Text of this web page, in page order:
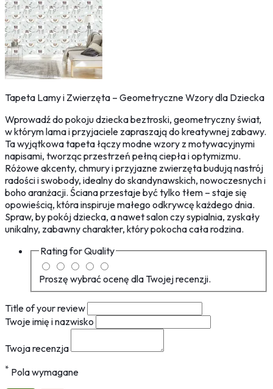
Tapeta Lamy i Zwierzęta – Geometryczne Wzory dla Dziecka
Wprowadź do pokoju dziecka beztroski, geometryczny świat,
w którym lama i przyjaciele zapraszają do kreatywnej zabawy.
Ta wyjątkowa tapeta łączy modne wzory z motywacyjnymi
napisami, tworząc przestrzeń pełną ciepła i optymizmu.
Różowe akcenty, chmury i przyjazne zwierzęta budują nastrój
radości i swobody, idealny do skandynawskich, nowoczesnych i
boho aranżacji. Ściana przestaje być tylko tłem – staje się
opowieścią, która inspiruje małego odkrywcę każdego dnia.
Spraw, by pokój dziecka, a nawet salon czy sypialnia, zyskały
unikalny, zabawny charakter, który pokocha cała rodzina.
Rating forQuality
Proszę wybrać ocenę dla Twojej recenzji.
Title of your review
Twoje imię i nazwisko
Twoja recenzja
* Pola wymagane